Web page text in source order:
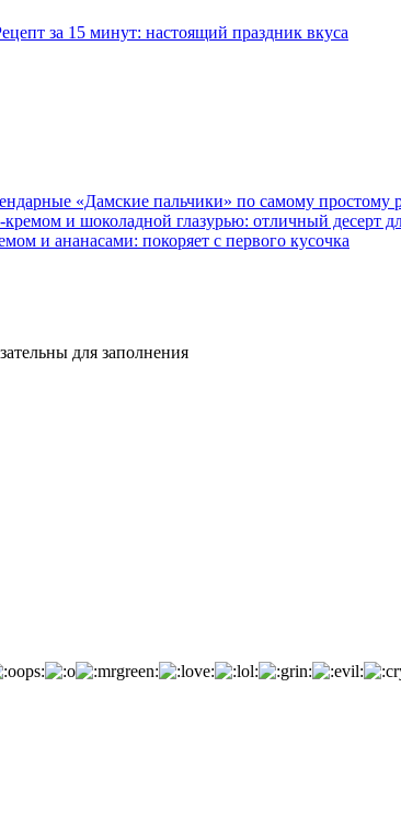
за 15 минут: настоящий праздник вкуса
«Дамские пальчики» по самому простому
и шоколадной глазурью: отличный десерт
и ананасами: покоряет с первого кусочка
для заполнения